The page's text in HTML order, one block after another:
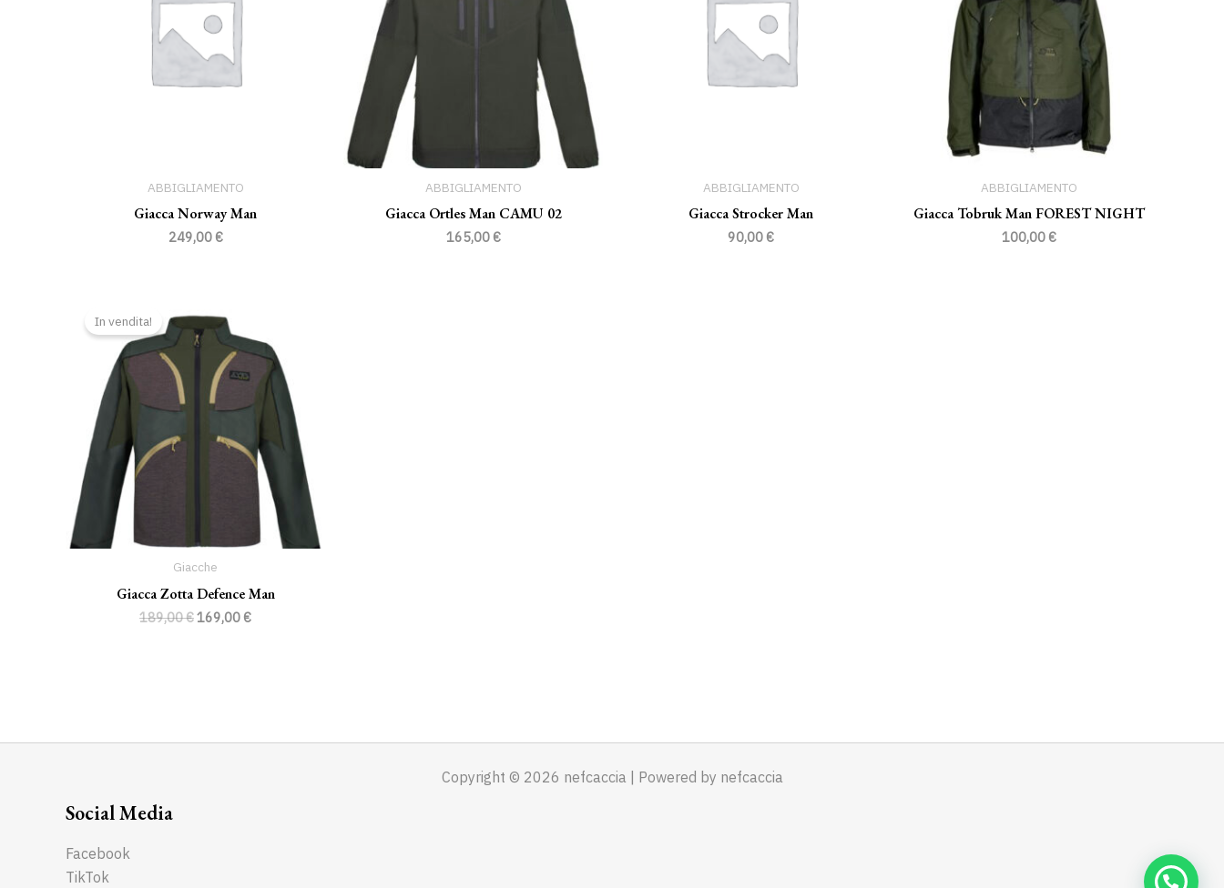
ABBIGLIAMENTO
Giacca Norway Man
249,00 €
ABBIGLIAMENTO
Giacca Ortles Man CAMU 02
165,00 €
ABBIGLIAMENTO
Giacca Strocker Man
90,00 €
ABBIGLIAMENTO
Giacca Tobruk Man FOREST NIGHT
100,00 €
In vendita!
Giacche
Giacca Zotta Defence Man
189,00€
prezzo
originale
era:
189,00 €.
169,00 €
è:
169,00 €.
Copyright © 2026 nefcaccia | Powered by nefcaccia
Social Media
Facebook
TikTok